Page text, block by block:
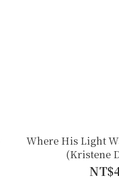
Where His Light
(Kristene